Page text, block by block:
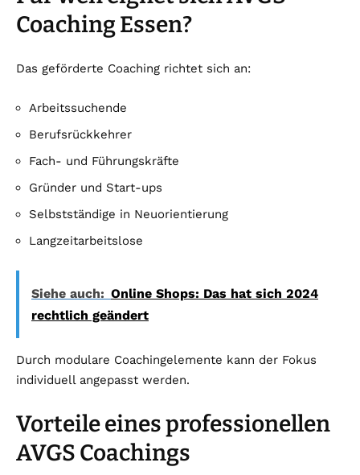
Coaching Essen?
Das geförderte Coaching richtet sich an:
Arbeitssuchende
Berufsrückkehrer
Fach- und Führungskräfte
Gründer und Start-ups
Selbstständige in Neuorientierung
Langzeitarbeitslose
Siehe auch: Online Shops: Das hat sich 2024
rechtlich geändert
Durch modulare Coachingelemente kann der Fokus
individuell angepasst werden.
Vorteile eines professionellen
AVGS Coachings